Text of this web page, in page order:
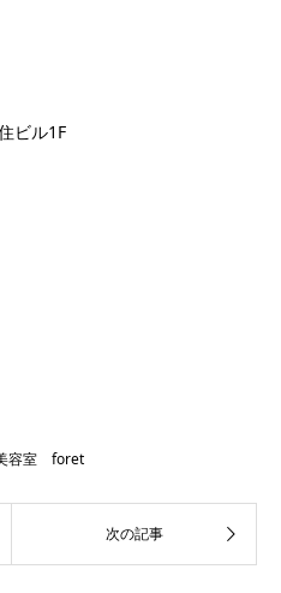
ビル1F
容室 foret